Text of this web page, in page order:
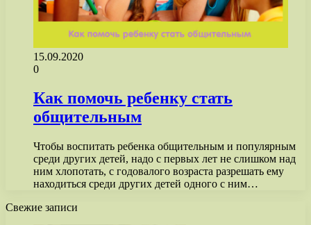
15.09.2020
0
Как помочь ребенку стать
общительным
Чтобы воспитать ребенка общительным и популярным
среди других детей, надо с первых лет не слишком над
ним хлопотать, с годовалого возраста разрешать ему
находиться среди других детей одного с ним…
Свежие записи